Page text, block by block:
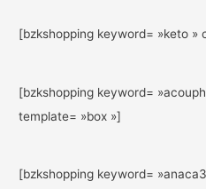
[bzkshopping keyword= »keto »
[bzkshopping keyword=
template= »box »]
[bzkshopping keyword=